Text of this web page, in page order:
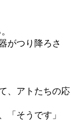
がつり降ろさ
、アトたちの応
「そうです」